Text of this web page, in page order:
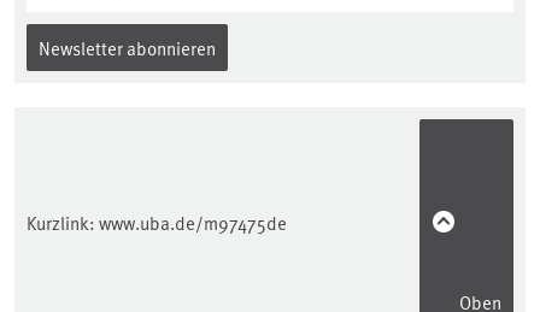
Newsletter abonnieren
Kurzlink: www.uba.de/m97475de
Oben